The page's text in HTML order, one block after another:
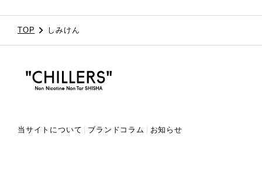
TOP しみけん
当サイトについて ブランドコラム お知らせ